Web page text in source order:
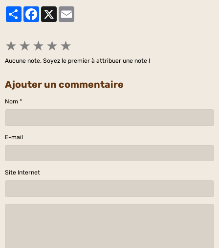
PartagerFacebook
★ ★ ★ ★ ★
Aucune note. Soyez le premier à attribuer une note !
Ajouter un commentaire
Nom
E-mail
Site Internet